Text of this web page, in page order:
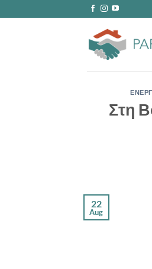
to
Στη
22
Aug